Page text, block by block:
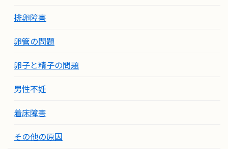
排卵障害
卵管の問題
卵子と精子の問題
男性不妊
着床障害
その他の原因